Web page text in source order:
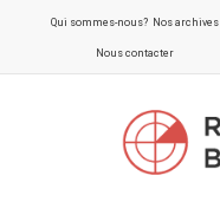
Qui sommes-nous? Nos archives
Nous contacter